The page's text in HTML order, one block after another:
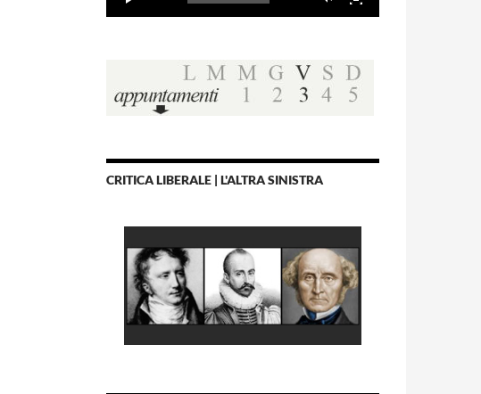
CRITICA LIBERALE | L'ALTRA SINISTRA